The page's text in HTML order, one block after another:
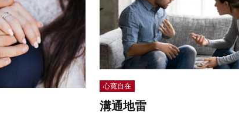
心寬自在
溝通地雷